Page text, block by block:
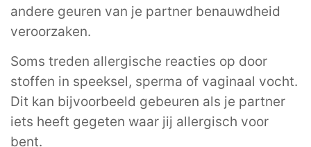
andere geuren van je partner benauwdheid
veroorzaken.
Soms treden allergische reacties op door
stoffen in speeksel, sperma of vaginaal vocht.
Dit kan bijvoorbeeld gebeuren als je partner
iets heeft gegeten waar jij allergisch voor
bent.